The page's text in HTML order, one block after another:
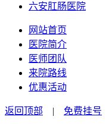
六安肛肠医院
网站首页
医院简介
医师团队
来院路线
优惠活动
返回顶部 | 免费挂号